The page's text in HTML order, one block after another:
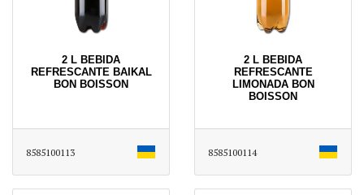
2 L BEBIDA
REFRESCANTE BAIKAL
BON BOISSON
8585100113
2 L BEBIDA
REFRESCANTE
LIMONADA BON
BOISSON
8585100114